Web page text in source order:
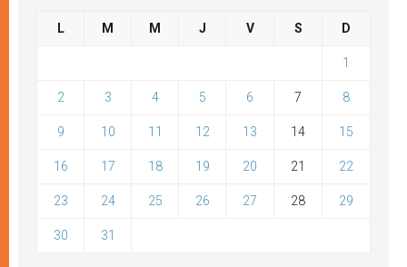
L M M J V S D
1
2 3 4 5 6 7 8
9 10 11 12 13 14 15
16 17 18 19 20 21 22
23 24 25 26 27 28 29
30 31